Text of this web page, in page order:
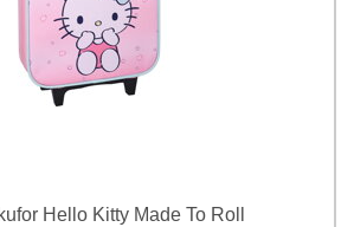
Hello Kitty Made To Roll